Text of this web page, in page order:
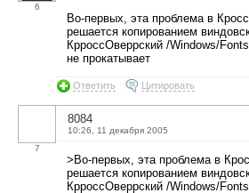
6
Во-первых, эта проблема в
решается копированием
КрроссОверрский /Windows/
не прокатывает
Ответить Цитировать
7
8084
10:26, 11 декабря 2005
>Во-первых, эта проблема в
решается копированием
КрроссОверрский /Windows/